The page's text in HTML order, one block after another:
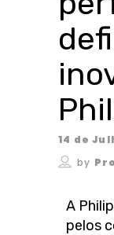
14 de
by
A
pelos